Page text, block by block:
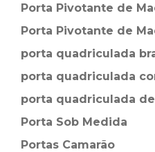
Porta Pivotante de
Porta Pivotante de
porta quadriculada
porta quadriculada
porta quadriculada
Porta Sob Medida
Portas Camarão